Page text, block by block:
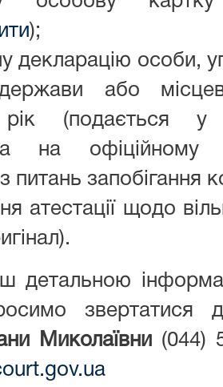
);
декларацію особи,
або
(подається у
на офіційному
питань запобігання
атестації щодо
звертатися
Миколаївни (044)